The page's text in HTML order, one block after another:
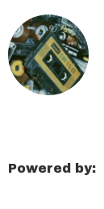
Powered by: